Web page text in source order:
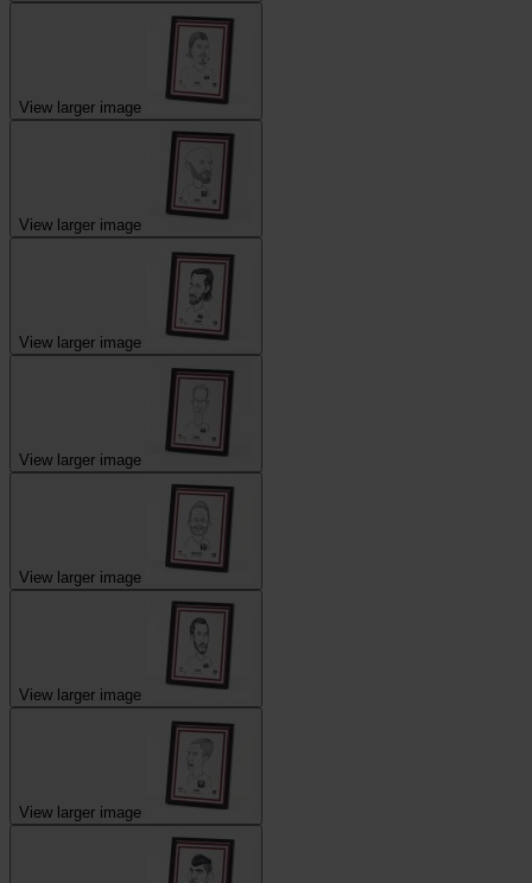
View larger image
View larger image
View larger image
View larger image
View larger image
View larger image
View larger image